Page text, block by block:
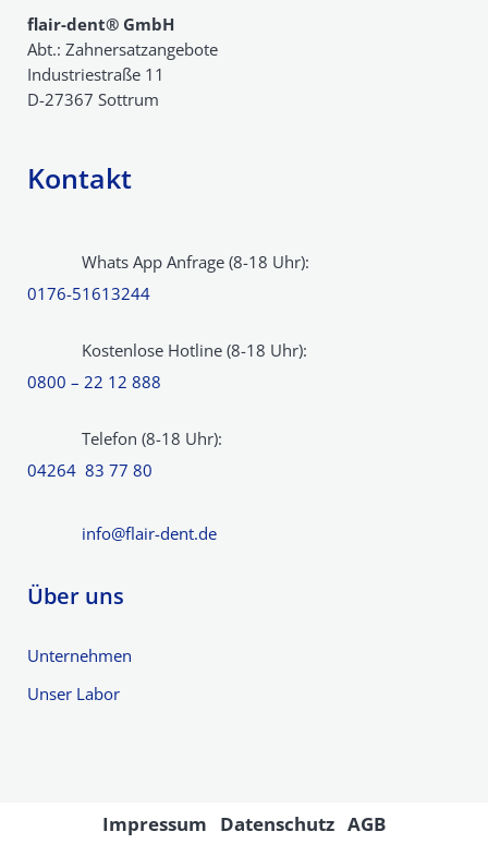
flair-dent® GmbH
Abt.: Zahnersatzangebote
Industriestraße 11
D-27367 Sottrum
Kontakt
Whats App Anfrage (8-18 Uhr):
0176-51613244
Kostenlose Hotline (8-18 Uhr):
0800 – 22 12 888
Telefon (8-18 Uhr):
04264 83 77 80
info@flair-dent.de
Über uns
Unternehmen
Unser Labor
Impressum Datenschutz AGB